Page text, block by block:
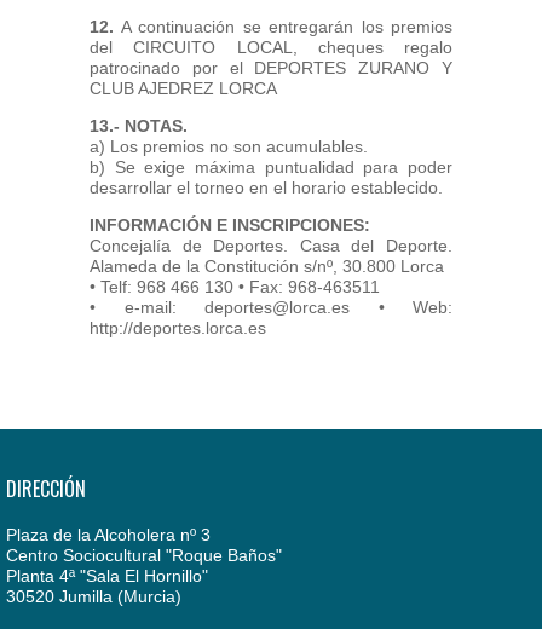
12. A continuación se entregarán los premios
del CIRCUITO LOCAL, cheques regalo
patrocinado por el DEPORTES ZURANO Y
CLUB AJEDREZ LORCA
13.- NOTAS.
a) Los premios no son acumulables.
b) Se exige máxima puntualidad para poder
desarrollar el torneo en el horario establecido.
INFORMACIÓN E INSCRIPCIONES:
Concejalía de Deportes. Casa del Deporte.
Alameda de la Constitución s/nº, 30.800 Lorca
• Telf: 968 466 130 • Fax: 968-463511
• e-mail: deportes@lorca.es • Web:
http://deportes.lorca.es
DIRECCIÓN
Plaza de la Alcoholera nº 3
Centro Sociocultural "Roque Baños"
Planta 4ª "Sala El Hornillo"
30520 Jumilla (Murcia)